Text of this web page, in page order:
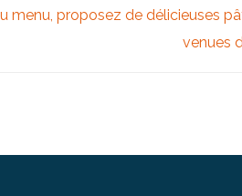
menu, proposez de délicieuses
venues